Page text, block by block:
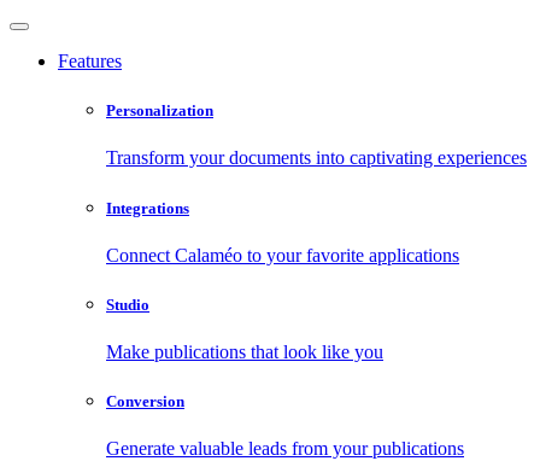
Features
Personalization
Transform your documents into captivating experiences
Integrations
Connect Calaméo to your favorite applications
Studio
Make publications that look like you
Conversion
Generate valuable leads from your publications